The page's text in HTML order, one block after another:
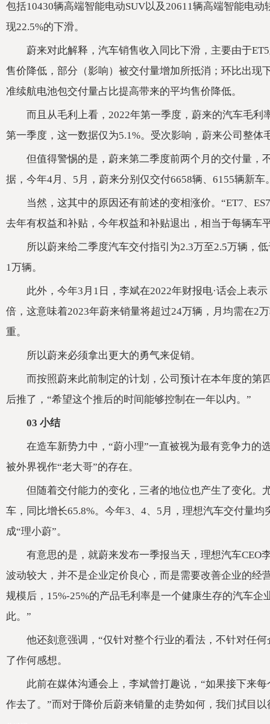
包括10430辆高端智能电动SUV以及20611辆高端智能电
现22.5%的下滑。
蔚来对此解释，汽车销售收入同比下滑，主要由于
售价降低，部分（影响）被交付量增加所抵消；环比出现
准续航电池包交付量占比提高带来的平均售价降低。
而且从毛利上看，2022年第一季度，蔚来的汽车毛利
第一季度，这一数据仅为5.1%。受次影响，蔚来公司整
但值得警惕的是，蔚来第二季度前两个月的交付量，
据，今年4月、5月，蔚来分别仅交付6658辆、6155辆新
当然，这其中的原因还有前述的变相涨价。“ET7、
去年有权益和补贴，今年权益和补贴退出，相当于每辆车
所以蔚来给二季度汽车交付指引为2.3万至2.5万辆，
1万辆。
此外，今年3月1日，李斌在2022年财报电·话会上表
倍，这意味着2023年蔚来销量将超过24万辆，月均需在2
重。
所以蔚来必须拿出更大的勇气来促销。
而按照蔚来此前制定的计划，公司预计在本年度的第
后推了，“希望这个推后的时间能够控制在一年以内。”
03 小结
在造车新势力中，“蔚小理”一直被视为最有竞争力的
被外界视作“老大哥”的存在。
但随着交付能力的变化，三者的地位也产生了变化。
车，同比增长65.8%。今年3、4、5月，理想汽车交付量
成“理小蔚”。
有意思的是，就蔚来发布一季报当天，理想汽车CEO
波动较大，并不是企业定价良心，而是需要改善企业的经
规模后，15%-25%的产品毛利率是一个健康生存的汽车
此。”
他还刻意强调，“仅针对整个行业的看法，不针对任
了作何感想。
此前在媒体沟通会上，李斌曾打趣说，“如果接下来
作去了。”而对于降价后蔚来销量的走势如何，我们拭目以